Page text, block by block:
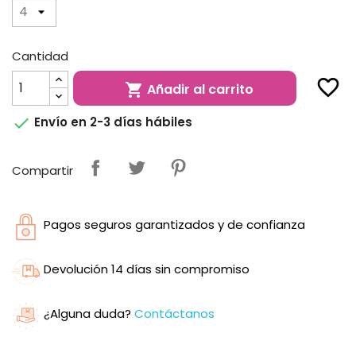
Cantidad
 Añadir al carrito favorite_border
 Envío en 2-3 días hábiles
Compartir
Pagos seguros garantizados y de confianza
Devolución 14 días sin compromiso
¿Alguna duda? Contáctanos